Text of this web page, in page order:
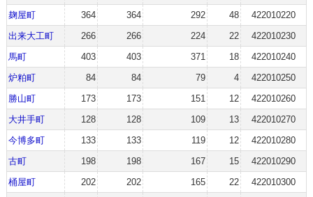
麹屋町
364 364 292 48
422010220
出来大工町
266 266 224 22
422010230
馬町
403 403 371 18
422010240
炉粕町
84 84 79 4
422010250
勝山町
173 173 151 12
422010260
大井手町
128 128 109 13
422010270
今博多町
133 133 119 12
422010280
古町
198 198 167 15
422010290
桶屋町
202 202 165 22
422010300